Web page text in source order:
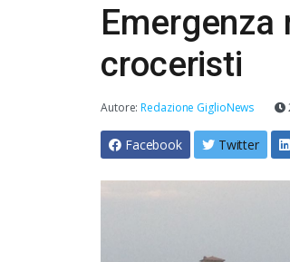
croceristi
Autore:Redazione GiglioNews
Facebook Twitter